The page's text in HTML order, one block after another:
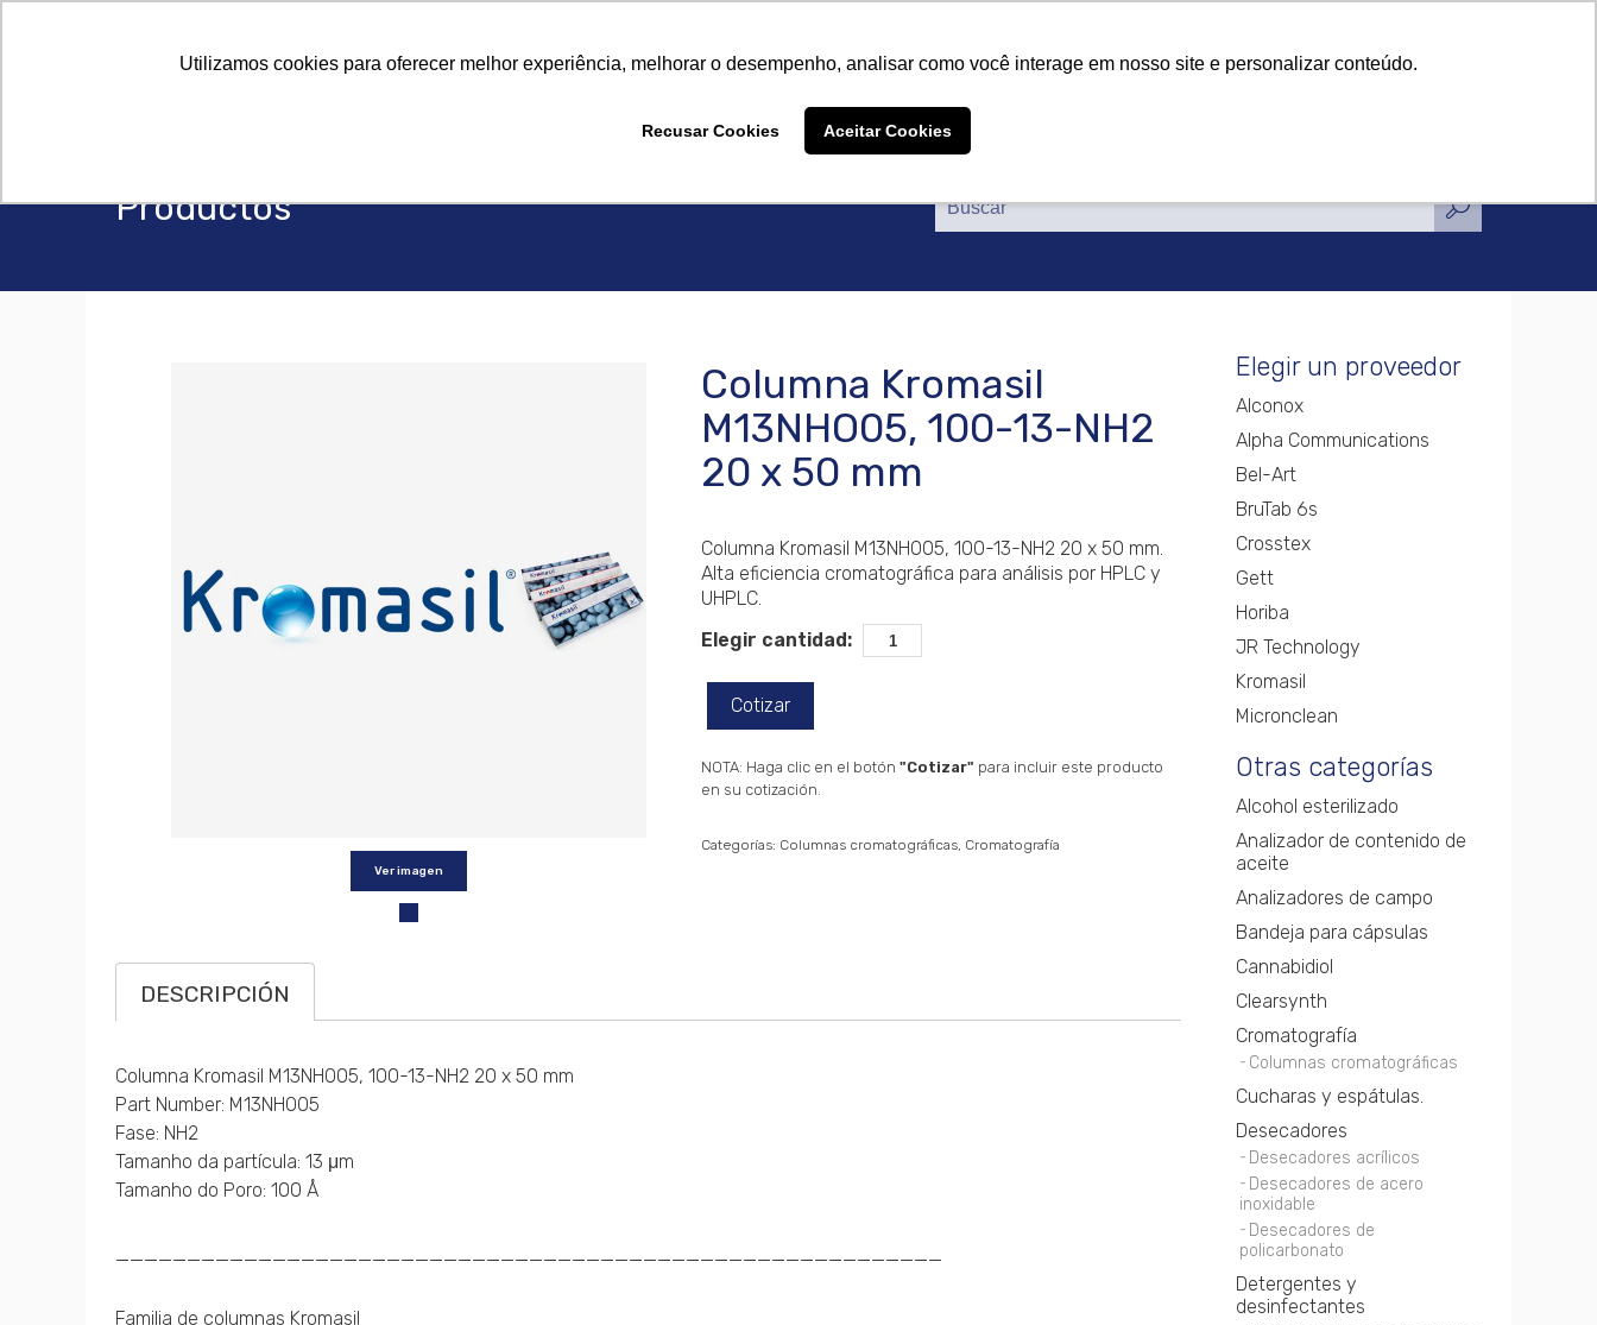
Utilizamos cookies para oferecer melhor experiência, melhorar o desempenho, analisar como você interage em nosso site e personalizar conteúdo.
Recusar Cookies Aceitar Cookies
Sobre Nosotros
Productos Proveedores Catálogos Certificaciones Noticias Contacto
Productos
Ver imagen
Columna Kromasil
M13NHO05, 100-13-NH2
20 x 50 mm
Columna Kromasil M13NHO05, 100-13-NH2 20 x 50 mm.
Alta eficiencia cromatográfica para análisis por HPLC y
UHPLC.
Elegir cantidad:
Cotizar
NOTA: Haga clic en el botón"Cotizar" para incluir este producto
en su cotización.
Categorías: Columnas cromatográficas Cromatografía
DESCRIPCIÓN
Columna Kromasil M13NHO05, 100-13-NH2 20 x 50 mm
Part Number: M13NHO05
Fase: NH2
Tamanho da partícula: 13 μm
Tamanho do Poro: 100 Å
__________________________________________________________
Familia de columnas Kromasil
Elegir un proveedor
Alconox
Alpha Communications
Bel-Art
BruTab 6s
Crosstex
Gett
Horiba
JR Technology
Kromasil
Micronclean
Otras categorías
Alcohol esterilizado
Analizador de contenido de
aceite
Analizadores de campo
Bandeja para cápsulas
Cannabidiol
Clearsynth
Cromatografía
Columnas cromatográficas
Cucharas y espátulas.
Desecadores
Desecadores acrílicos
Desecadores de acero
inoxidable
Desecadores de
policarbonato
Detergentes y
desinfectantes